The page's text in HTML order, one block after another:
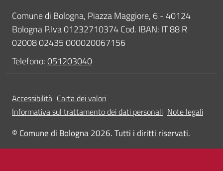
Contatti
Comune di Bologna, Piazza Maggiore, 6 - 40124
Bologna P.Iva 01232710374 Cod. IBAN: IT 88 R
02008 02435 000020067156
Telefono:051203040
Accessibilità Carta dei valori
Informativa sul trattamento dei dati personali Note legali
© Comune di Bologna 2026. Tutti i diritti riservati.